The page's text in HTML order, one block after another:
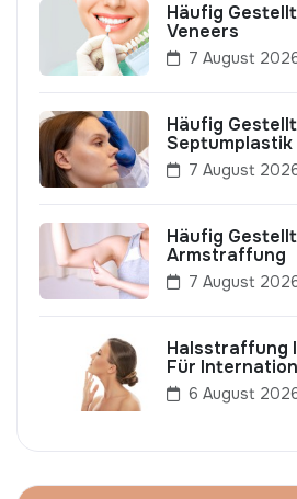
Häufig
Veneers
7 August
Häufig
Septumplastik
7 August
Häufig
Armstraffung
7 August
Halsstraffung
Für
6 August